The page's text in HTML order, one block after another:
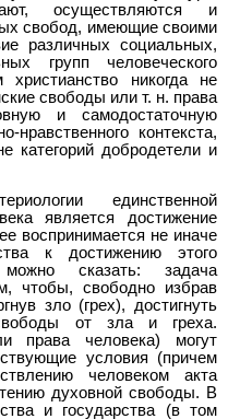
осуществляются и
свобод, имеющие своими
различных социальных,
групп человеческого
никогда не
свободы или т. н. права
и самодостаточную
нравственного контекста,
категорий добродетели и
единственной
является достижение
воспринимается не иначе
к достижению этого
сказать: задача
чтобы, свободно избрав
зло (грех), достигнуть
от зла и греха.
права человека) могут
условия (причем
человеком акта
духовной свободы. В
и государства (в том